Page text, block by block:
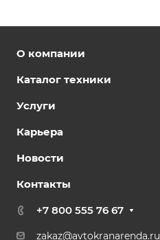
О компании
Каталог техники
Услуги
Карьера
Новости
Контакты
+7 800 555 76 67
zakaz@avtokranarenda.ru